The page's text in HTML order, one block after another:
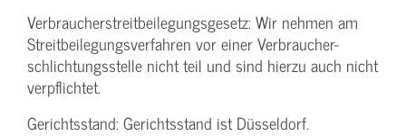
Verbraucher­streitbeilegungs­gesetz: Wir nehmen am
Streit­beilegungs­verfahren vor einer Verbraucher­
schlichtungs­stelle nicht teil und sind hierzu auch nicht
verpflichtet.
Gerichtsstand: Gerichtsstand ist Düsseldorf.